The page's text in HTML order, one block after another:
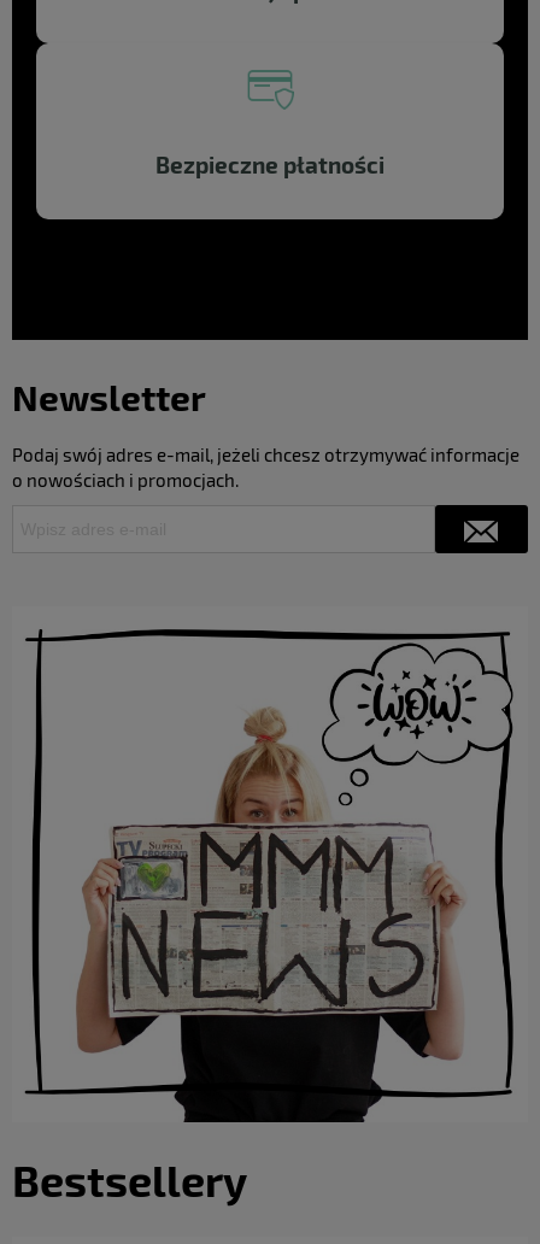
Bezpieczne płatności
Newsletter
Podaj swój adres e-mail, jeżeli chcesz otrzymywać informacje
o nowościach i promocjach.
Bestsellery